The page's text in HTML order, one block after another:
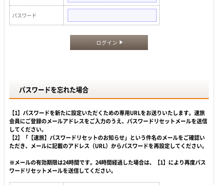
パスワード
ログイン
パスワードを忘れた場合
【1】パスワードを新たに設定いただくための専用URLをお送りいたします。速旅
会員にご登録のメールアドレスをご入力のうえ、パスワードリセットメールを送信
してください。
【2】「【速旅】パスワードリセットのお知らせ」という件名のメールをご確認い
ただき、メールに記載のアドレス（URL）からパスワードを再設定してください。
※メールの有効期限は24時間です。24時間経過した場合は、【1】により再度パス
ワードリセットメールを送信してください。